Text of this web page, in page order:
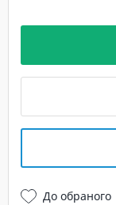
До обраного